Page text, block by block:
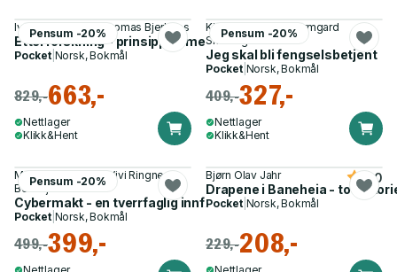
Pensum -20%
Ivar Fahsing, Ole Thomas Bjerknes
Etterforskning - prinsipper, metoder og praksis
Pocket| Norsk, Bokmål
829,-663,-
Nettlager
Klikk&Hent
Pensum -20%
Kirsti Nymo, Mette Irmgard
Snertingdal
Jeg skal bli fengselsbetjent
Pocket| Norsk, Bokmål
409,-327,-
Nettlager
Klikk&Hent
Pensum -20%
Mass Soldal Lund, Vivi Ringnes
Berrefjord
Cybermakt - en tverrfaglig innføring
Pocket| Norsk, Bokmål
499,-399,-
Bjørn Olav Jahr
Drapene i Baneheia - to
5.0
Pocket| Norsk, Bokmål
229,-208,-